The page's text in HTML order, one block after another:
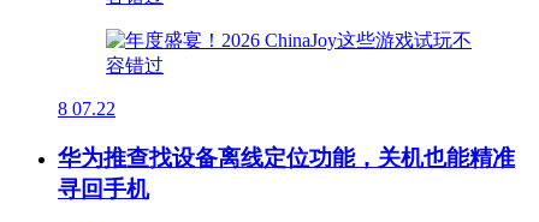
8 07.22
华为推查找设备离线定位功能，关机也能精准
寻回手机